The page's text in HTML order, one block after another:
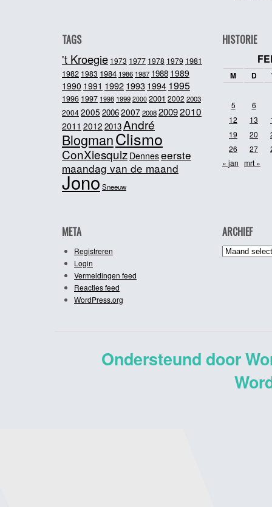
TAGS
't Kroegie 1973 1977 1978 1979 1981
1982 1983 1984 1986 1987 1988 1989
1990 1991 19921993 1994 1995
1996 1997 1998 1999 2000 2001 2002 2003
20042005 20062007200820092010
2011 2012 2013André
BlogmanClismo
ConXiesquiz Denneseerste
maandag van de maand
JonoSneeuw
HISTORIE
M D
5
6
12
13
19
20
26
27
« jan mrt »
META
Registreren
Login
Vermeldingen feed
Reacties feed
WordPress.org
ARCHIEF
Archief
Ondersteund door